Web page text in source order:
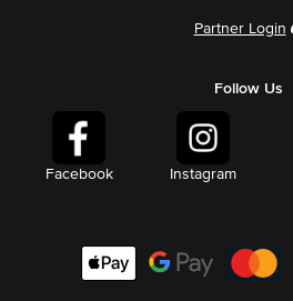
Partner Login
Follow Us
Facebook Instagram